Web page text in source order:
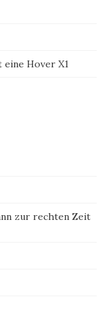
Hover X1
zur rechten Zeit